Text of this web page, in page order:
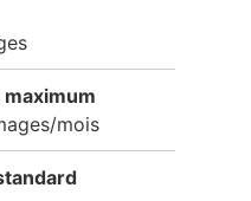
mois